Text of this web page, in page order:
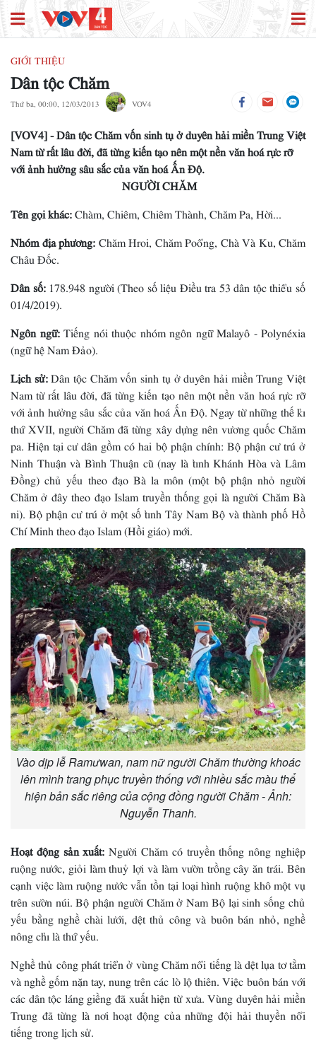
GIỚI THIỆU
Dân tộc Chăm
Thứ ba, 00:00, 12/03/2013 VOV4
[VOV4] - Dân tộc Chăm vốn sinh tụ ở duyên hải miền Trung Việt
Nam từ rất lâu đời, đã từng kiến tạo nên một nền văn hoá rực rỡ
với ảnh hưởng sâu sắc của văn hoá Ấn Ðộ.
NGƯỜI CHĂM
Tên gọi khác:Chàm, Chiêm, Chiêm Thành, Chăm Pa, Hời...
Nhóm địa phương:Chăm Hroi, Chăm Poổng, Chà Và Ku, Chăm
Châu Ðốc.
Dân số: 178.948 người (Theo số liệu Điều tra 53 dân tộc thiểu số
01/4/2019).
Ngôn ngữ:Tiếng nói thuộc nhóm ngôn ngữ Malayô - Polynéxia
(ngữ hệ Nam Ðảo).
Lịch sử:Dân tộc Chăm vốn sinh tụ ở duyên hải miền Trung Việt
Nam từ rất lâu đời, đã từng kiến tạo nên một nền văn hoá rực rỡ
với ảnh hưởng sâu sắc của văn hoá Ấn Ðộ. Ngay từ những thế kỉ
thứ XVII, người Chăm đã từng xây dựng nên vương quốc Chăm
pa. Hiện tại cư dân gồm có hai bộ phận chính: Bộ phận cư trú ở
Ninh Thuận và Bình Thuận cũ (nay là tỉnh Khánh Hòa và Lâm
Đồng) chủ yếu theo đạo Bà la môn (một bộ phận nhỏ người
Chăm ở đây theo đạo Islam truyền thống gọi là người Chăm Bà
ni). Bộ phận cư trú ở một số tỉnh Tây Nam Bộ và thành phố Hồ
Chí Minh theo đạo Islam (Hồi giáo) mới.
Vào dịp lễ Ramưwan, nam nữ người Chăm thường khoác
lên mình trang phục truyền thống với nhiều sắc màu thể
hiện bản sắc riêng của cộng đồng người Chăm - Ảnh:
Nguyễn Thanh.
Hoạt động sản xuất:Người Chăm có truyền thống nông nghiệp
ruộng nước, giỏi làm thuỷ lợi và làm vườn trồng cây ăn trái. Bên
cạnh việc làm ruộng nước vẫn tồn tại loại hình ruộng khô một vụ
trên sườn núi. Bộ phận người Chăm ở Nam Bộ lại sinh sống chủ
yếu bằng nghề chài lưới, dệt thủ công và buôn bán nhỏ, nghề
nông chỉ là thứ yếu.
Nghề thủ công phát triển ở vùng Chăm nổi tiếng là dệt lụa tơ tằm
và nghề gốm nặn tay, nung trên các lò lộ thiên. Việc buôn bán với
các dân tộc láng giềng đã xuất hiện từ xưa. Vùng duyên hải miền
Trung đã từng là nơi hoạt động của những đội hải thuyền nổi
tiếng trong lịch sử.